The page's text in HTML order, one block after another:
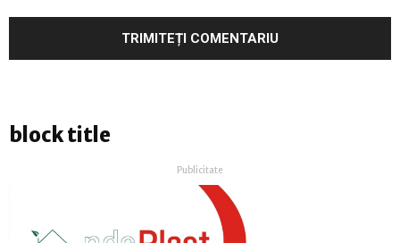
block title
Publicitate